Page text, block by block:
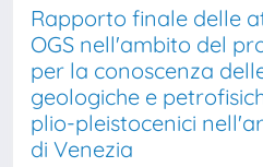
Rapporto finale delle
OGS nell'ambito del
per la conoscenza
geologiche e
plio-pleistocenici
di Venezia